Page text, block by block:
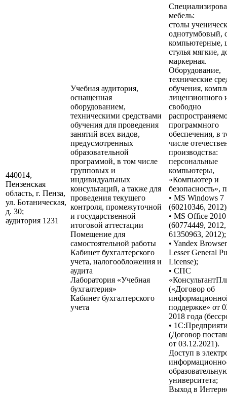
440014,
Пензенская
область, г. Пенза,
ул. Ботаническая,
д. 30;
аудитория 1231
Учебная аудитория,
оснащенная
оборудованием,
техническими средствами
обучения для проведения
занятий всех видов,
предусмотренных
образовательной
программой, в том числе
групповых и
индивидуальных
консультаций, а также для
проведения текущего
контроля, промежуточной
и государственной
итоговой аттестации
Помещение для
самостоятельной работы
Кабинет бухгалтерского
учета, налогообложения и
аудита
Лаборатория «Учебная
бухгалтерия»
Кабинет бухгалтерского
учета
мебель:
столы
однотумбовый,
компьютерные,
стулья мягкие,
маркерная.
Оборудование,
технические
обучения,
лицензионного
свободно
программного
обеспечения, в
числе
производства:
персональные
компьютеры,
«Компьютер и
безопасность»,
• MS Windows 7
(60210346,
• MS Office 2010
(60774449, 2012,
61350963, 2012);
• Yandex
Lesser General
License);
• СПС
(«Договор об
поддержке» от
2018 года
•
(Договор
от 03.12.2021).
Доступ в
университета;
Выход в